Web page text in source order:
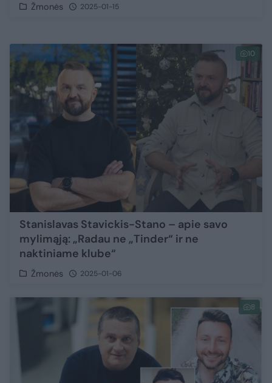
Žmonės 2025-01-15
10
Stanislavas Stavickis-Stano – apie savo
mylimąją: „Radau ne „Tinder“ ir ne
naktiniame klube“
Žmonės 2025-01-06
8